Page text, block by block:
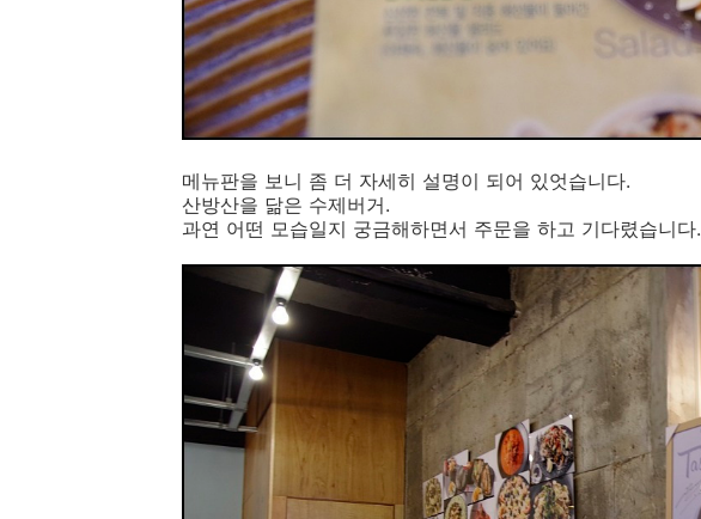
메뉴판을 보니 좀 더 자세히 설명이 되어 있엇습니다.
산방산을 닮은 수제버거.
과연 어떤 모습일지 궁금해하면서 주문을 하고 기다렸습니다.